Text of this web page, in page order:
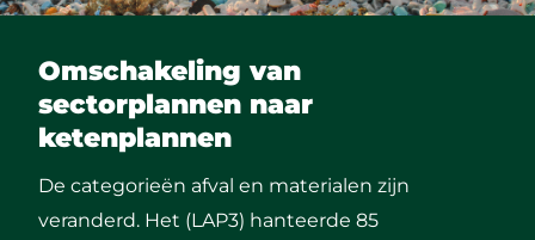
Omschakeling van
sectorplannen naar
ketenplannen
De categorieën afval en materialen zijn
veranderd. Het (LAP3) hanteerde 85